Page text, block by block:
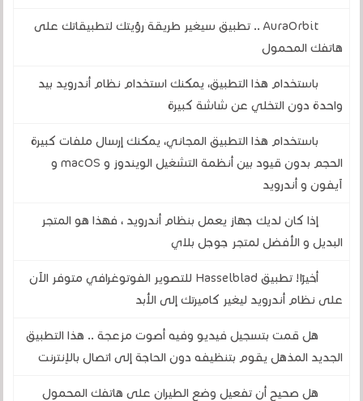
AuraOrbit .. تطبيق سيغير طريقة رؤيتك لتطبيقاتك على
هاتفك المحمول
باستخدام هذا التطبيق، يمكنك استخدام نظام أندرويد بيد
واحدة دون التخلي عن شاشة كبيرة
باستخدام هذا التطبيق المجاني، يمكنك إرسال ملفات كبيرة
الحجم بدون قيود بين أنظمة التشغيل الويندوز و macOS و
آيفون و أندرويد
إذا كان لديك جهاز يعمل بنظام أندرويد ، فهذا هو المتجر
البديل و الأفضل لمتجر جوجل بلاي
أخيرًا! تطبيق Hasselblad للتصوير الفوتوغرافي متوفر الآن
على نظام أندرويد ليغير كاميرتك إلى الأبد
هل قمت بتسجيل فيديو وفيه أصوت مزعجة .. هذا التطبيق
الجديد المذهل يقوم بتنظيفه دون الحاجة إلى اتصال بالإنترنت
هل صحيح أن تفعيل وضع الطيران على هاتفك المحمول